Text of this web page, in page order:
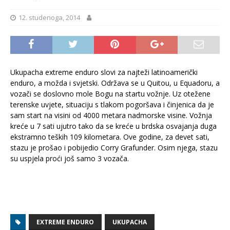
12. studenoga, 2014
Ukupacha extreme enduro slovi za najteži latinoamerički
enduro, a možda i svjetski. Održava se u Quitou, u Equadoru, a
vozači se doslovno mole Bogu na startu vožnje. Uz otežene
terenske uvjete, situaciju s tlakom pogoršava i činjenica da je
sam start na visini od 4000 metara nadmorske visine. Vožnja
kreće u 7 sati ujutro tako da se kreće u brdska osvajanja duga
ekstramno teških 109 kilometara. Ove godine, za devet sati,
stazu je prošao i pobijedio Corry Grafunder. Osim njega, stazu
su uspjela proći još samo 3 vozača.
EXTREME ENDURO UKUPACHA